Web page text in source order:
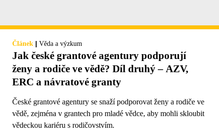
Článek | Věda a výzkum
Jak české grantové agentury podporují
ženy a rodiče ve vědě? Díl druhý – AZV,
ERC a návratové granty
České grantové agentury se snaží podporovat ženy a rodiče ve
vědě, zejména v grantech pro mladé vědce, aby mohli skloubit
vědeckou kariéru s rodičovstvím.